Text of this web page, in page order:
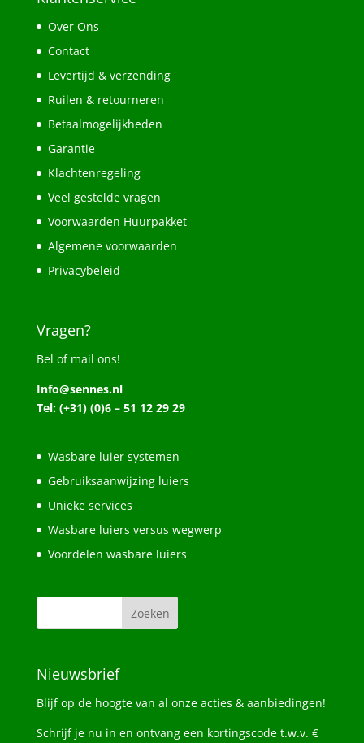
Over Ons
Contact
Levertijd & verzending
Ruilen & retourneren
Betaalmogelijkheden
Garantie
Klachtenregeling
Veel gestelde vragen
Voorwaarden Huurpakket
Algemene voorwaarden
Privacybeleid
Vragen?
Bel of mail ons!
Info@sennes.nl
Tel: (+31) (0)6 – 51 12 29 29
Wasbare luier systemen
Gebruiksaanwijzing luiers
Unieke services
Wasbare luiers versus wegwerp
Voordelen wasbare luiers
Nieuwsbrief
Blijf op de hoogte van al onze acties & aanbiedingen!
Schrijf je nu in en ontvang een kortingscode t.w.v. €